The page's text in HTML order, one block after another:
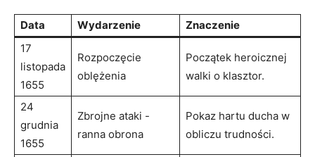
Data Wydarzenie
Znaczenie
17
listopada
1655
Rozpoczęcie
oblężenia
Początek heroicznej
walki o klasztor.
24
grudnia
1655
Zbrojne ataki ‍-
ranna obrona
Pokaz hartu ‍ducha w
obliczu trudności.